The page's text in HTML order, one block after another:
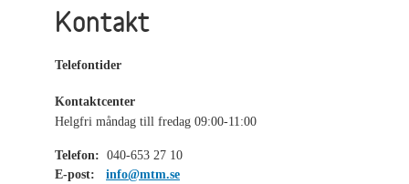
Kontakt
Telefontider
Kontaktcenter
Helgfri måndag till fredag 09:00-11:00
Telefon: 040-653 27 10
E-post:
info@mtm.se